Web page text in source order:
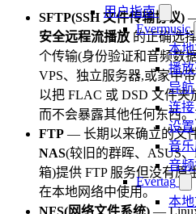
用户指南
Evermusic
本
播
导航
连接
设置
音
音
Evertag
本
SFTP(SSH 文件传输协议)
安全远程流播放 的正确选
个传输(身份验证和音频数
VPS、独立服务器,或家中
以把 FLAC 或 DSD 文件
而不会暴露其他任何东西
FTP — 长期以来确立的文
NAS(较旧的群晖、ASUS
箱)提供 FTP 服务但没有原
在本地网络中使用。
NFS(网络文件系统) —